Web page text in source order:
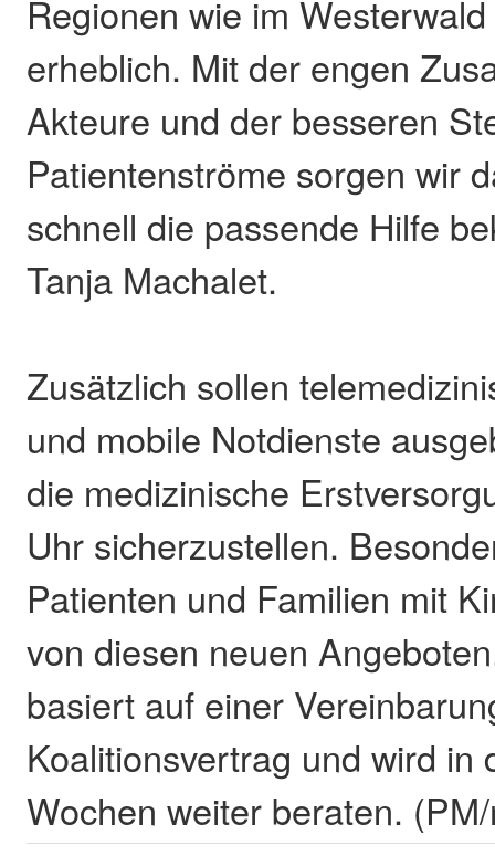
Regionen wie im
erheblich. Mit der engen
Akteure und der besseren
Patientenströme sorgen wir
schnell die passende Hilfe
Tanja Machalet.
Zusätzlich sollen
und mobile Notdienste
die medizinische
Uhr sicherzustellen.
Patienten und Familien mit
von diesen neuen
basiert auf einer
Koalitionsvertrag und wird in
Wochen weiter beraten.